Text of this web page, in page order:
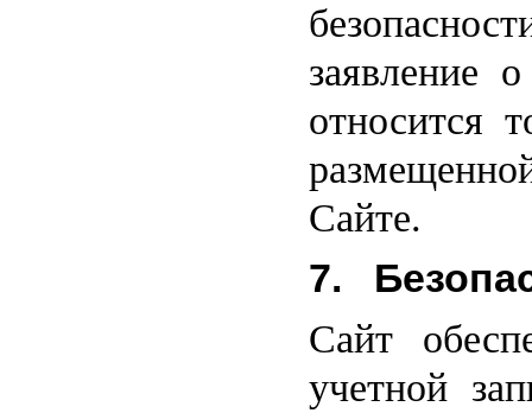
заявление
относится
Сайте.
7.
Сайт
учетной